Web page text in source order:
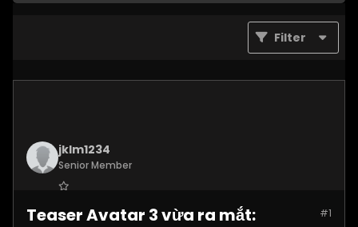
Filter
jklm1234
Senior Member
Posts:1215 #1
Teaser Avatar 3 vừa ra mắt: